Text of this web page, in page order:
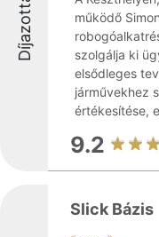
Díjazottak
működő
szolgálja ki
elsődleges
járművekhez
értékesítése,
9.2
Slick Bázis